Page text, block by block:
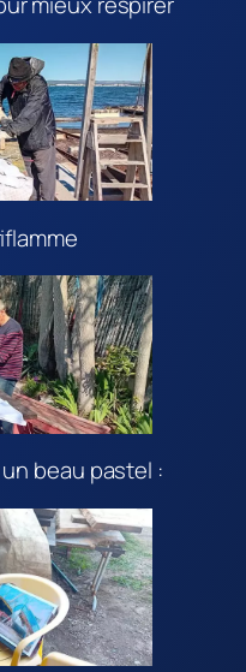
beau pastel :